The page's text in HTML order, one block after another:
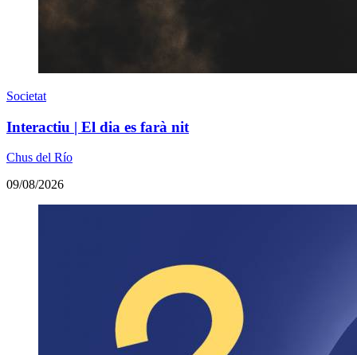
Societat
Interactiu | El dia es farà nit
Chus del Río
09/08/2026